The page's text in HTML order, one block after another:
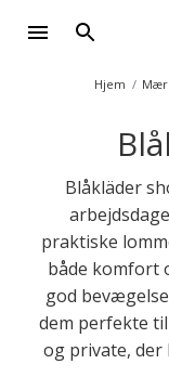
Hjem
Blåkläder
praktiske
både komfort
god
dem perfekte
og private,